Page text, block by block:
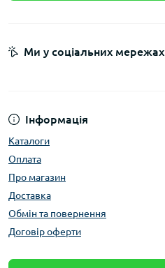
Інформація
Каталоги
Оплата
Про магазин
Доставка
Обмін та повернення
Договір оферти
Ми у соціальних мережах